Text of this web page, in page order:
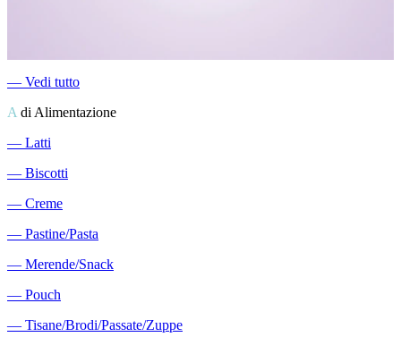
― Vedi tutto
A di Alimentazione
― Latti
― Biscotti
― Creme
― Pastine/Pasta
― Merende/Snack
― Pouch
― Tisane/Brodi/Passate/Zuppe